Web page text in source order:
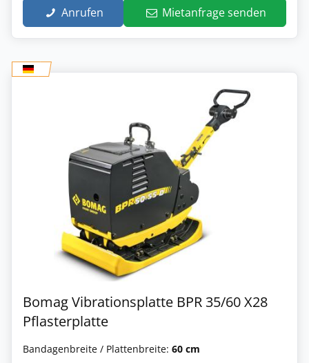
Anrufen Mietanfrage senden
Bomag Vibrationsplatte BPR 35/60 X28
Pflasterplatte
Bandagenbreite / Plattenbreite: 60 cm